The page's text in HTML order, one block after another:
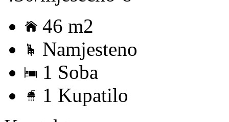
46 m2
Namjesteno
1 Soba
1 Kupatilo